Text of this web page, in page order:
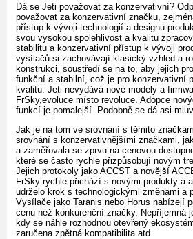
Dá se Jeti považovat za konzervativní?
považovat za konzervativní značku,
přístup k vývoji technologií a designu
svou vysokou spolehlivost a kvalitu
stabilitu a konzervativní přístup k vývoji
vysílačů si zachovávají klasický vzhled a
konstrukci, soustředí se na to, aby jejich
funkční a stabilní, což je pro konzervativní
kvalitu. Jeti nevydává nové modely a
FrSky,evoluce místo revoluce. Adopce
funkcí je pomalejší. Podobně se dá asi
Jak je na tom ve srovnání s těmito
srovnání s konzervativnějšími značkami,
a zaměřovala se zprvu na cenovou
které se často rychle přizpůsobují novým
Jejich protokoly jako ACCST a novější
FrSky rychle přichází s novými produkty a
udrželo krok s technologickými změnami a
Vysílače jako Taranis nebo Horus nabízejí
cenu než konkurenční značky. Nepříjemná
kdy se náhle rozhodnou otevřený
zaručena zpětná kompatibilita atd.